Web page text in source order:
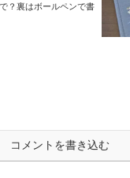
？裏はボールペンで書
コメントを書き込む